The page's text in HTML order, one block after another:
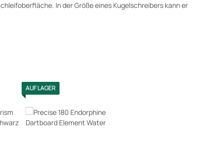
In der Größe eines Kugelschreibers kann er
AUF LAGER